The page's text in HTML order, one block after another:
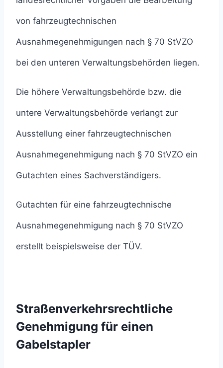
von fahrzeugtechnischen
Ausnahmegenehmigungen nach § 70 StVZO
bei den unteren Verwaltungsbehörden liegen.
Die höhere Verwaltungsbehörde bzw. die
untere Verwaltungsbehörde verlangt zur
Ausstellung einer fahrzeugtechnischen
Ausnahmegenehmigung nach § 70 StVZO ein
Gutachten eines Sachverständigers.
Gutachten für eine fahrzeugtechnische
Ausnahmegenehmigung nach § 70 StVZO
erstellt beispielsweise der TÜV.
Straßenverkehrsrechtliche
Genehmigung für einen
Gabelstapler